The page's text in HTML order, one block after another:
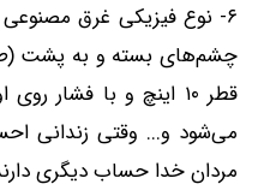
۶- نوع فیزیکی غرق مصنوعی
چشم‌های بسته و به پشت
قطر ۱۰ اینچ و با
می‌شود و... وقتی زندانی
مردان خدا حساب دیگری